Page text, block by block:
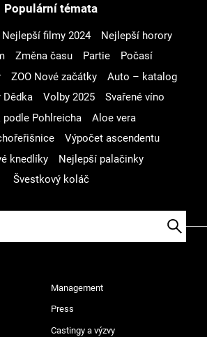
Populární témata
Nejlepší filmy 2024
Nejlepší horory
Změna času Partie
Počasí
ZOO Nové začátky
Auto – katalog
Dědka
Volby 2025
Svařené víno
podle Pohlreicha
Aloe vera
Výpočet ascendentu
knedlíky
Nejlepší palačinky
Švestkový koláč
Management
Press
Castingy a výzvy